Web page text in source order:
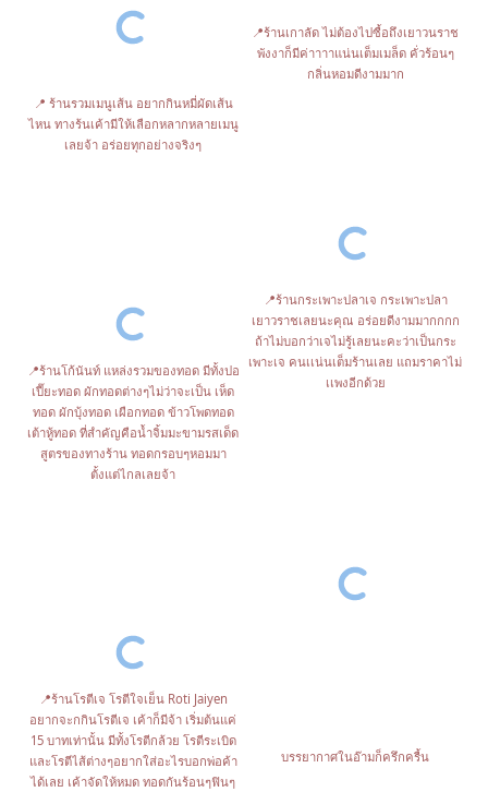
📍 ร้านรวมเมนูเส้น อยากกินหมี่ผัดเส้น
ไหน ทางร้นเค้ามีให้เลือกหลากหลายเมนู
เลยจ้า อร่อยทุกอย่างจริงๆ
📍ร้านโก้นันท์ แหล่งรวมของทอด มีทั้งปอ
เปี๊ยะทอด ผักทอดต่างๆไม่ว่าจะเป็น เห็ด
ทอด ผักบุ้งทอด เผือกทอด ข้าวโพดทอด
เต้าหู้ทอด ที่สำคัญคือน้ำจิ้มมะขามรสเด็ด
สูตรของทางร้าน ทอดกรอบๆหอมมา
ตั้งแต่ไกลเลยจ้า
📍ร้านโรตีเจ โรตีใจเย็น Roti Jaiyen
อยากจะกกินโรตีเจ เค้าก็มีจ้า เริ่มต้นแค่
15 บาทเท่านั้น มีทั้งโรตีกล้วย โรตีระเบิด
และโรตีไส้ต่างๆอยากใส่อะไรบอกพ่อค้า
ได้เลย เค้าจัดให้หมด ทอดกันร้อนๆฟินๆ
📍ร้านเกาลัด ไม่ต้องไปซื้อถึงเยาวนราช
พังงาก็มีค่าาาาแน่นเต็มเมล็ด คั่วร้อนๆ
กลิ่นหอมดีงามมาก
📍ร้านกระเพาะปลาเจ กระเพาะปลา
เยาวราชเลยนะคุณ อร่อยดีงามมากกกก
ถ้าไม่บอกว่าเจไม่รู้เลยนะคะว่าเป็นกระ
เพาะเจ คนเเน่นเต็มร้านเลย แถมราคาไม่
เเพงอีกด้วย
บรรยากาศในอ๊ามก็ครึกครื้น